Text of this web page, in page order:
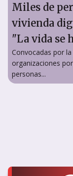
Miles de
vivienda
"La vida se
Convocadas por
organizaciones
personas...